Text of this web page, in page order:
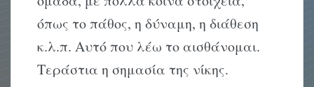
όπως το πάθος, η δύναμη, η διάθεση
κ.λ.π. Aυτό που λέω το αισθάνομαι.
Tεράστια η σημασία της νίκης.